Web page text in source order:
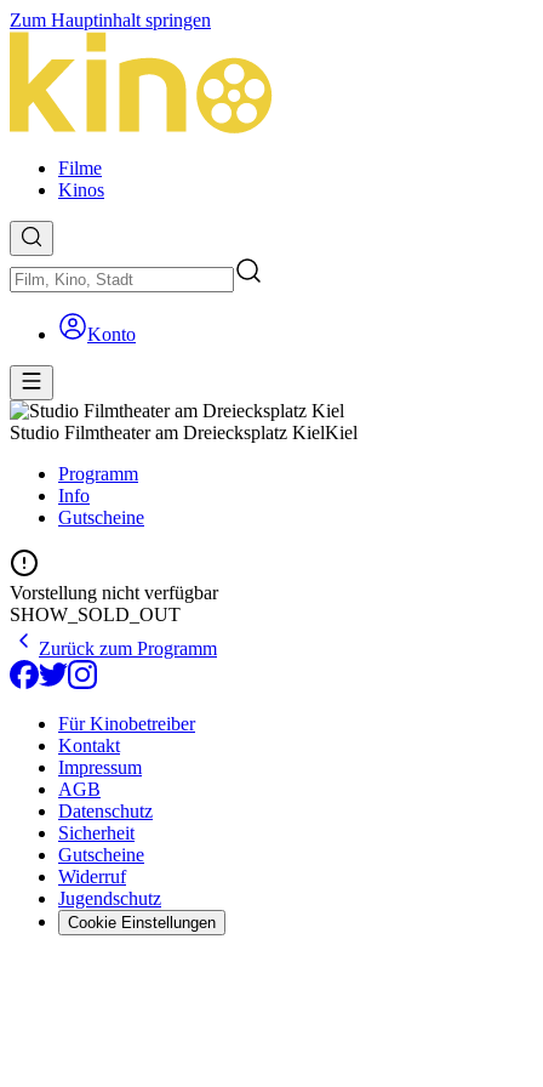
Zum Hauptinhalt springen
Filme
Kinos
Konto
Studio Filmtheater am Dreiecksplatz KielKiel
Programm
Info
Gutscheine
Vorstellung nicht verfügbar
SHOW_SOLD_OUT
Zurück zum Programm
Für Kinobetreiber
Kontakt
Impressum
AGB
Datenschutz
Sicherheit
Gutscheine
Widerruf
Jugendschutz
Cookie Einstellungen